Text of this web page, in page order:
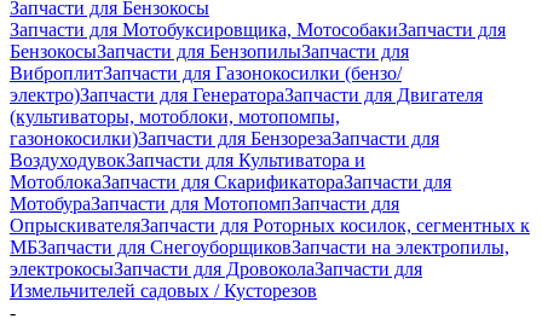
Запчасти для Бензокосы
Запчасти для Мотобуксировщика, МотособакиЗапчасти для
БензокосыЗапчасти для БензопилыЗапчасти для
ВиброплитЗапчасти для Газонокосилки (бензо/
электро)Запчасти для ГенератораЗапчасти для Двигателя
(культиваторы, мотоблоки, мотопомпы,
газонокосилки)Запчасти для БензорезаЗапчасти для
ВоздуходувокЗапчасти для Культиватора и
МотоблокаЗапчасти для СкарификатораЗапчасти для
МотобураЗапчасти для МотопомпЗапчасти для
ОпрыскивателяЗапчасти для Роторных косилок, сегментных к
МБЗапчасти для СнегоуборщиковЗапчасти на электропилы,
электрокосыЗапчасти для ДровоколаЗапчасти для
Измельчителей садовых / Кусторезов
-